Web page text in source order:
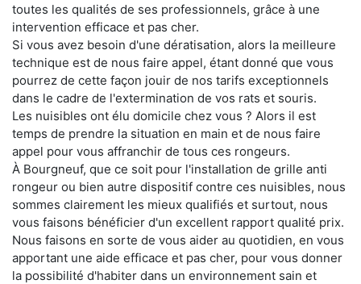
toutes les qualités de ses professionnels, grâce à une
intervention efficace et pas cher.
Si vous avez besoin d'une dératisation, alors la meilleure
technique est de nous faire appel, étant donné que vous
pourrez de cette façon jouir de nos tarifs exceptionnels
dans le cadre de l'extermination de vos rats et souris.
Les nuisibles ont élu domicile chez vous ? Alors il est
temps de prendre la situation en main et de nous faire
appel pour vous affranchir de tous ces rongeurs.
À Bourgneuf, que ce soit pour l'installation de grille anti
rongeur ou bien autre dispositif contre ces nuisibles, nous
sommes clairement les mieux qualifiés et surtout, nous
vous faisons bénéficier d'un excellent rapport qualité prix.
Nous faisons en sorte de vous aider au quotidien, en vous
apportant une aide efficace et pas cher, pour vous donner
la possibilité d'habiter dans un environnement sain et